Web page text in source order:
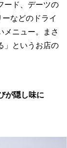
ード、デーツの
などのドライ
メニュー。まさ
」というお店の
が隠し味に